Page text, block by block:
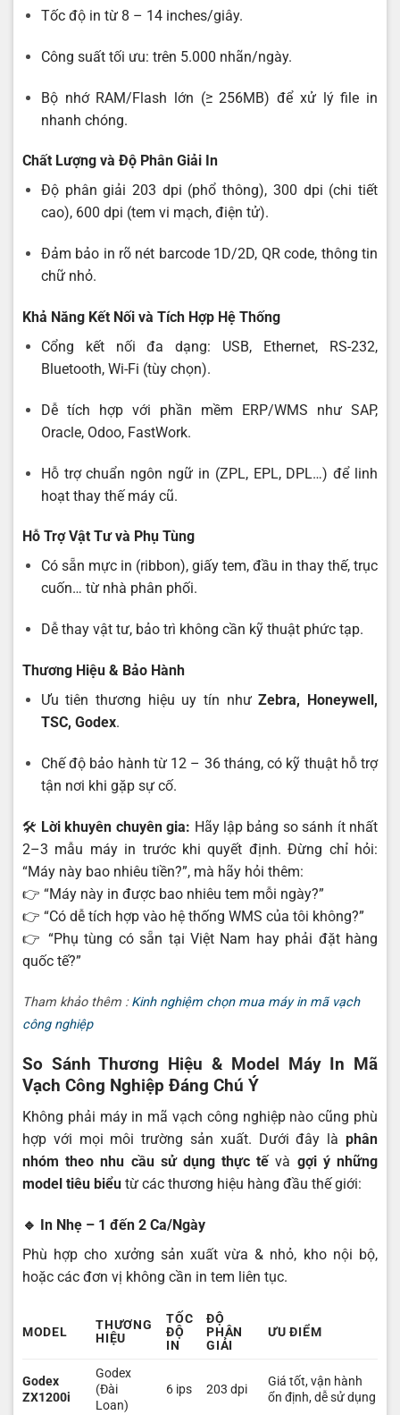
Tốc độ in từ 8 – 14 inches/giây.
Công suất tối ưu: trên 5.000 nhãn/ngày.
Bộ nhớ RAM/Flash lớn (≥ 256MB) để xử lý file in
nhanh chóng.
Chất Lượng và Độ Phân Giải In
Độ phân giải 203 dpi (phổ thông), 300 dpi (chi tiết
cao), 600 dpi (tem vi mạch, điện tử).
Đảm bảo in rõ nét barcode 1D/2D, QR code, thông tin
chữ nhỏ.
Khả Năng Kết Nối và Tích Hợp Hệ Thống
Cổng kết nối đa dạng: USB, Ethernet, RS-232,
Bluetooth, Wi-Fi (tùy chọn).
Dễ tích hợp với phần mềm ERP/WMS như SAP,
Oracle, Odoo, FastWork.
Hỗ trợ chuẩn ngôn ngữ in (ZPL, EPL, DPL…) để linh
hoạt thay thế máy cũ.
Hỗ Trợ Vật Tư và Phụ Tùng
Có sẵn mực in (ribbon), giấy tem, đầu in thay thế, trục
cuốn… từ nhà phân phối.
Dễ thay vật tư, bảo trì không cần kỹ thuật phức tạp.
Thương Hiệu & Bảo Hành
Ưu tiên thương hiệu uy tín nhưZebra, Honeywell,
TSC, Godex.
Chế độ bảo hành từ 12 – 36 tháng, có kỹ thuật hỗ trợ
tận nơi khi gặp sự cố.
🛠 Lời khuyên chuyên gia: Hãy lập bảng so sánh ít nhất
2–3 mẫu máy in trước khi quyết định. Đừng chỉ hỏi:
“Máy này bao nhiêu tiền?”, mà hãy hỏi thêm:
👉 “Máy này in được bao nhiêu tem mỗi ngày?”
👉 “Có dễ tích hợp vào hệ thống WMS của tôi không?”
👉 “Phụ tùng có sẵn tại Việt Nam hay phải đặt hàng
quốc tế?”
Tham khảo thêm : Kinh nghiệm chọn mua máy in mã vạch
công nghiệp
So Sánh Thương Hiệu & Model Máy In Mã
Vạch Công Nghiệp Đáng Chú Ý
Không phải máy in mã vạch công nghiệp nào cũng phù
hợp với mọi môi trường sản xuất. Dưới đây là phân
nhóm theo nhu cầu sử dụng thực tếvà gợi ý những
model tiêu biểu từ các thương hiệu hàng đầu thế giới:
🔹 In Nhẹ – 1 đến 2 Ca/Ngày
Phù hợp cho xưởng sản xuất vừa & nhỏ, kho nội bộ,
hoặc các đơn vị không cần in tem liên tục.
MODEL
THƯƠNG
HIỆU
TỐC
ĐỘ
IN
ĐỘ
PHÂN
GIẢI
ƯU ĐIỂM
Godex
ZX1200i
Godex
(Đài
Loan)
6 ips 203 dpi
Giá tốt, vận hành
ổn định, dễ sử dụng